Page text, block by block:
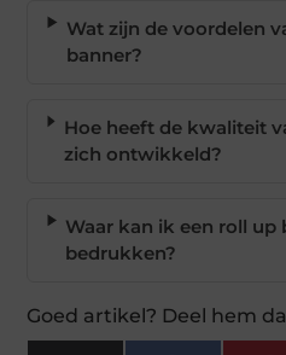
Wat zijn de voordelen
banner?
Hoe heeft de kwaliteit
zich ontwikkeld?
Waar kan ik een roll up
bedrukken?
Goed artikel? Deel hem